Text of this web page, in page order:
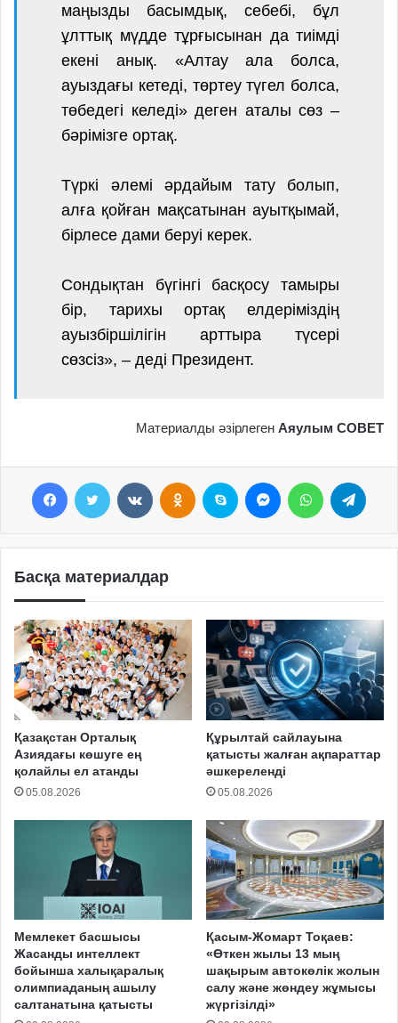
маңызды басымдық, себебі, бұл
ұлттық мүдде тұрғысынан да тиімді
екені анық. «Алтау ала болса,
ауыздағы кетеді, төртеу түгел болса,
төбедегі келеді» деген аталы сөз –
бәрімізге ортақ.
Түркі әлемі әрдайым тату болып,
алға қойған мақсатынан ауытқымай,
бірлесе дами беруі керек.
Сондықтан бүгінгі басқосу тамыры
бір, тарихы ортақ елдеріміздің
ауызбіршілігін арттыра түсері
сөзсіз», – деді Президент.
Материалды әзірлеген Аяулым СОВЕТ
Басқа материалдар
Қазақстан Орталық
Азиядағы көшуге ең
қолайлы ел атанды
05.08.2026
Құрылтай сайлауына
қатысты жалған ақпараттар
әшкереленді
05.08.2026
Мемлекет басшысы
Жасанды интеллект
бойынша халықаралық
олимпиаданың ашылу
салтанатына қатысты
Қасым-Жомарт Тоқаев:
«Өткен жылы 13 мың
шақырым автокөлік жолын
салу және жөндеу жұмысы
жүргізілді»